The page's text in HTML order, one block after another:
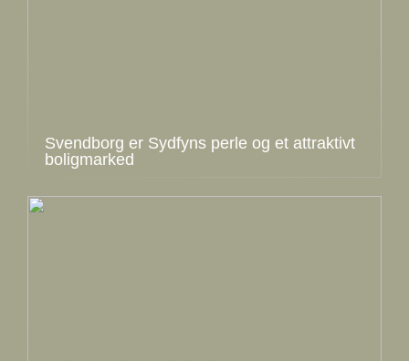
Svendborg er Sydfyns perle og et attraktivt
boligmarked